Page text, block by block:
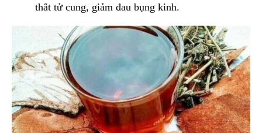
thắt tử cung, giảm đau bụng kinh.